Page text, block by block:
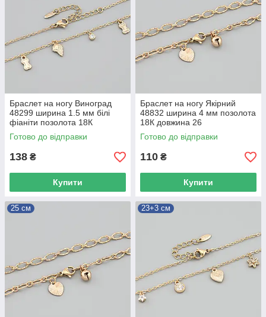
Браслет на ногу Виноград
48299 ширина 1.5 мм білі
фіаніти позолота 18К
довжина 23+4
Готово до відправки
138 ₴
Купити
Браслет на ногу Якірний
48832 ширина 4 мм позолота
18К довжина 26
Готово до відправки
110 ₴
Купити
25 см 23+3 см